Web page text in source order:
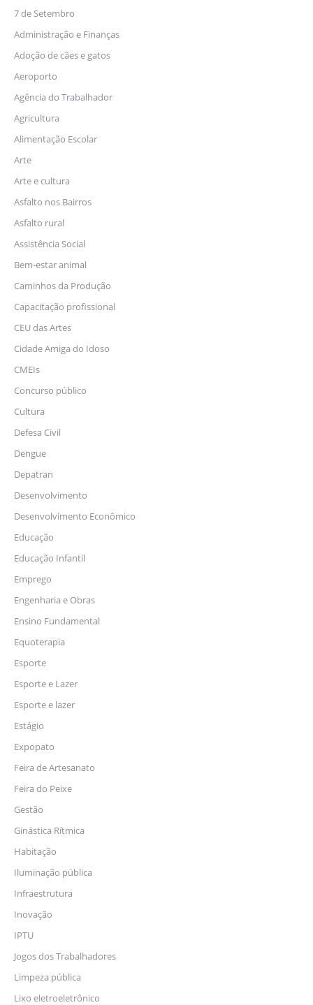
7 de Setembro
Administração e Finanças
Adoção de cães e gatos
Aeroporto
Agência do Trabalhador
Agricultura
Alimentação Escolar
Arte
Arte e cultura
Asfalto nos Bairros
Asfalto rural
Assistência Social
Bem-estar animal
Caminhos da Produção
Capacitação profissional
CEU das Artes
Cidade Amiga do Idoso
CMEIs
Concurso público
Cultura
Defesa Civil
Dengue
Depatran
Desenvolvimento
Desenvolvimento Econômico
Educação
Educação Infantil
Emprego
Engenharia e Obras
Ensino Fundamental
Equoterapia
Esporte
Esporte e Lazer
Esporte e lazer
Estágio
Expopato
Feira de Artesanato
Feira do Peixe
Gestão
Ginástica Rítmica
Habitação
Iluminação pública
Infraestrutura
Inovação
IPTU
Jogos dos Trabalhadores
Limpeza pública
Lixo eletroeletrônico